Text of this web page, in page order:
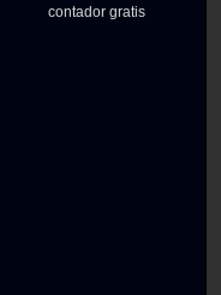
contador gratis